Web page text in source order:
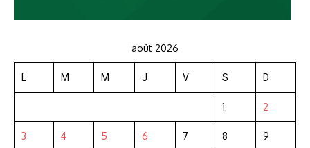
août 2026
L M M J V S D
1 2
3 4 5 6 7 8 9